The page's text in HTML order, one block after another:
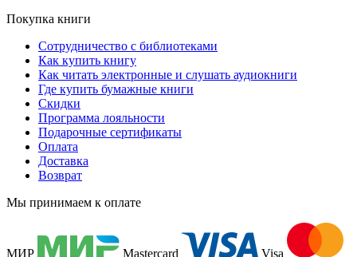
Покупка книги
Сотрудничество с библиотеками
Как купить книгу
Как читать электронные и слушать аудиокниги
Где купить бумажные книги
Скидки
Программа лояльности
Подарочные сертификаты
Оплата
Доставка
Возврат
Мы принимаем к оплате
МИР Mastercard
Visa